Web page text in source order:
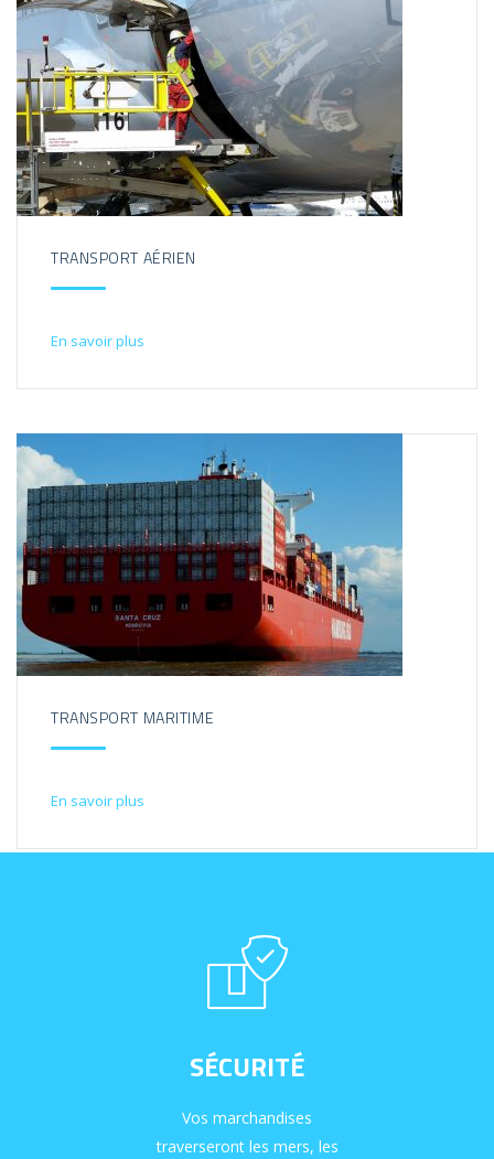
TRANSPORT AÉRIEN
En savoir plus
TRANSPORT MARITIME
En savoir plus
SÉCURITÉ
Vos marchandises
traverseront les mers, les